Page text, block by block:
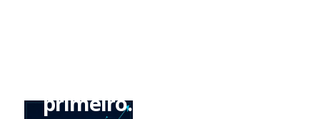
primeiro.